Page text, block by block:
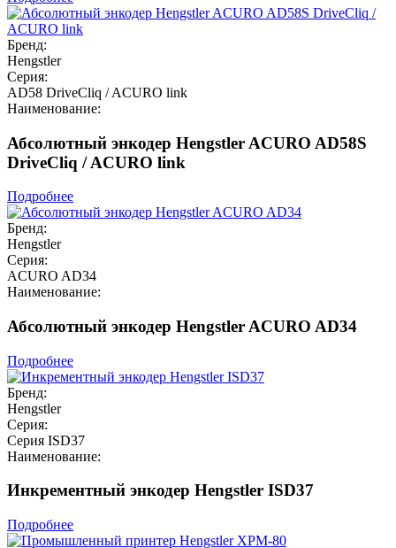
Бренд:
Hengstler
Серия:
AD58 DriveCliq / ACURO link
Наименование:
Абсолютный энкодер Hengstler ACURO AD58S
DriveCliq / ACURO link
Подробнее
Бренд:
Hengstler
Серия:
ACURO AD34
Наименование:
Абсолютный энкодер Hengstler ACURO AD34
Подробнее
Бренд:
Hengstler
Серия:
Серия ISD37
Наименование:
Инкрементный энкодер Hengstler ISD37
Подробнее